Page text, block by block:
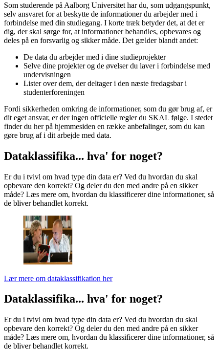
Som studerende på Aalborg Universitet har du, som udgangspunkt,
selv ansvaret for at beskytte de informationer du arbejder med i
forbindelse med din studiegang. I korte træk betyder det, at det er
dig, der skal sørge for, at informationer behandles, opbevares og
deles på en forsvarlig og sikker måde. Det gælder blandt andet:
De data du arbejder med i dine studieprojekter
Selve dine projekter og de øvelser du laver i forbindelse med
undervisningen
Lister over dem, der deltager i den næste fredagsbar i
studenterforeningen
Fordi sikkerheden omkring de informationer, som du gør brug af, er
dit eget ansvar, er der ingen officielle regler du SKAL følge. I stedet
finder du her på hjemmesiden en række anbefalinger, som du kan
gøre brug af i dit arbejde med data.
Dataklassifika... hva' for noget?
Er du i tvivl om hvad type din data er? Ved du hvordan du skal
opbevare den korrekt? Og deler du den med andre på en sikker
måde? Læs mere om, hvordan du klassificerer dine informationer, så
de bliver behandlet korrekt.
Lær mere om dataklassifikation her
Dataklassifika... hva' for noget?
Er du i tvivl om hvad type din data er? Ved du hvordan du skal
opbevare den korrekt? Og deler du den med andre på en sikker
måde? Læs mere om, hvordan du klassificerer dine informationer, så
de bliver behandlet korrekt.